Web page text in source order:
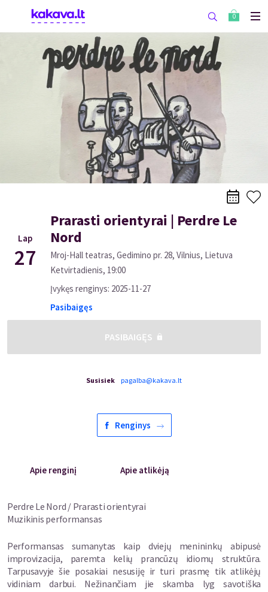
0
Lap
27
Prarasti orientyrai | Perdre Le
Nord
Mroj-Hall teatras, Gedimino pr. 28, Vilnius, Lietuva
Ketvirtadienis, 19:00
Įvykęs renginys: 2025-11-27
Pasibaigęs
PASIBAIGĘS
Susisiek pagalba@kakava.lt
Renginys
Apie renginį Apie atlikėją
Perdre Le Nord / Prarasti orientyrai
Muzikinis performansas
Performansas sumanytas kaip dviejų menininkų abipusė
improvizacija, paremta kelių prancūzų idiomų struktūra.
Tarpusavyje šie posakiai nesusiję ir turi prasmę tik atlikėjų
vidiniam darbui. Nežinančiam jie skamba lyg savotiška